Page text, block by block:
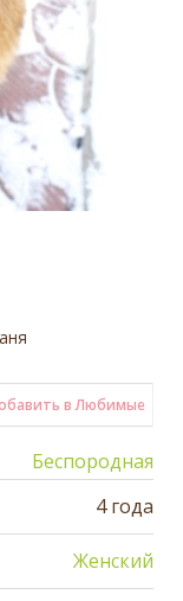
в Любимые
Беспородная
4 года
Женский